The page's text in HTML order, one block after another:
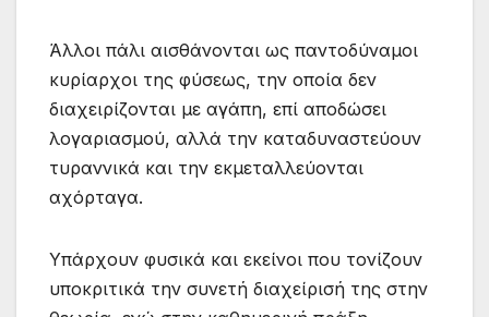
Άλλοι πάλι αισθάνονται ως παντοδύναμοι
κυρίαρχοι της φύσεως, την οποία δεν
διαχειρίζονται με αγάπη, επί αποδώσει
λογαριασμού, αλλά την καταδυναστεύουν
τυραννικά και την εκμεταλλεύονται
αχόρταγα.
Υπάρχουν φυσικά και εκείνοι που τονίζουν
υποκριτικά την συνετή διαχείρισή της στην